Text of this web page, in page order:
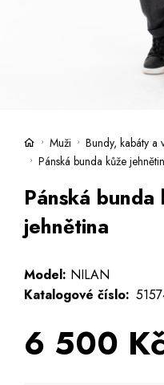
Muži
Bundy, kabáty a
Pánská bunda kůže
Pánská bunda
jehnětina
Model: NILAN
Katalogové číslo:
6 500